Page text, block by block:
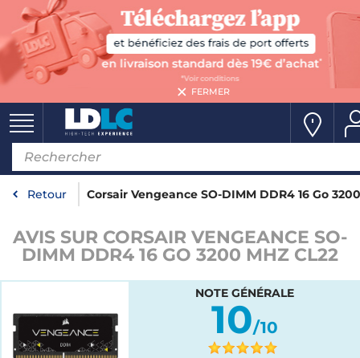
FERMER
Retour Corsair Vengeance SO-DIMM DDR4 16 Go
AVIS SUR CORSAIR VENGEANCE SO-
DIMM DDR4 16 GO 3200 MHZ CL22
NOTE GÉNÉRALE
10/10